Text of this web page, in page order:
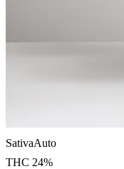
SativaAuto
THC 24%